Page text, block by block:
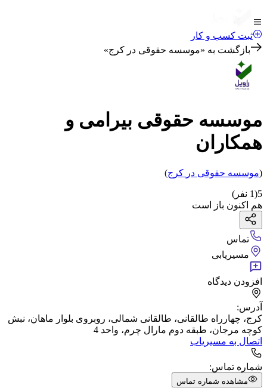
ثبت کسب و کار
بازگشت به «موسسه حقوقی در کرج»
موسسه حقوقی بیرامی و
همکاران
(موسسه حقوقی در کرج)
5
(
1 نفر)
هم اکنون باز است
تماس
مسیریابی
افزودن دیدگاه
آدرس:
کرج، چهارراه طالقانی، طالقانی شمالی، روبروی بلوار ماهان، نبش
کوچه مرجان، طبقه دوم مارال چرم، واحد 4
اتصال به مسیریاب
شماره تماس:
مشاهده شماره تماس